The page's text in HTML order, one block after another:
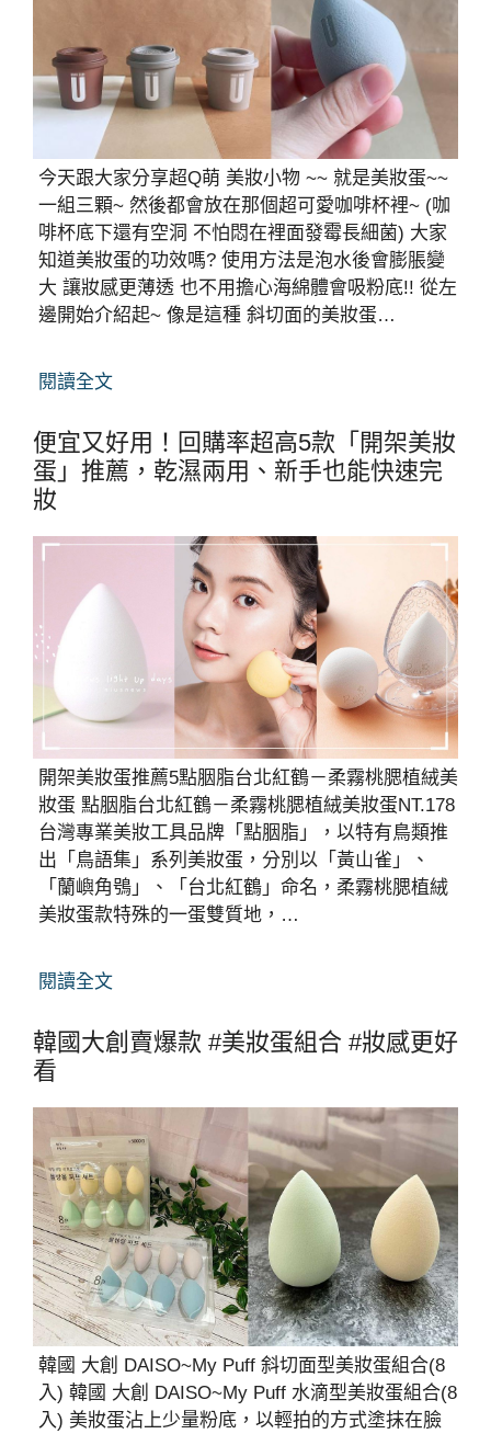
今天跟大家分享超Q萌 美妝小物 ~~ 就是美妝蛋~~
一組三顆~ 然後都會放在那個超可愛咖啡杯裡~ (咖
啡杯底下還有空洞 不怕悶在裡面發霉長細菌) 大家
知道美妝蛋的功效嗎? 使用方法是泡水後會膨脹變
大 讓妝感更薄透 也不用擔心海綿體會吸粉底!! 從左
邊開始介紹起~ 像是這種 斜切面的美妝蛋…
閱讀全文
便宜又好用！回購率超高5款「開架美妝
蛋」推薦，乾濕兩用、新手也能快速完
妝
開架美妝蛋推薦5點胭脂台北紅鶴－柔霧桃腮植絨美
妝蛋 點胭脂台北紅鶴－柔霧桃腮植絨美妝蛋NT.178
台灣專業美妝工具品牌「點胭脂」，以特有鳥類推
出「鳥語集」系列美妝蛋，分別以「黃山雀」、
「蘭嶼角鴞」、「台北紅鶴」命名，柔霧桃腮植絨
美妝蛋款特殊的一蛋雙質地，…
閱讀全文
韓國大創賣爆款 #美妝蛋組合 #妝感更好
看
韓國 大創 DAISO~My Puff 斜切面型美妝蛋組合(8
入) 韓國 大創 DAISO~My Puff 水滴型美妝蛋組合(8
入) 美妝蛋沾上少量粉底，以輕拍的方式塗抹在臉